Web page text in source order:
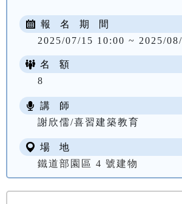
報 名 期 間
2025/07/15 10:00 ~ 2025/
名 額
8
講 師
謝欣儒/喜習建築教育
場 地
鐵道部園區 4 號建物